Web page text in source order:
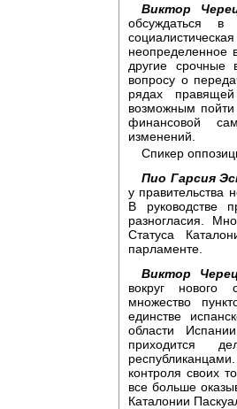
Виктор
обсуждаться
неопределенное
другие срочные
вопросу о
рядах
возможным
финансовой
изменений.
Спикер
Пио Гарсия
у правительства
В руководстве
разногласия.
Статуса
парламенте.
Виктор
вокруг нового
множество
единстве
области
приходится
контроля своих
все больше
Каталонии